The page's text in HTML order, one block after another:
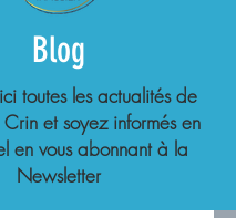
Blog
toutes les actualités de
et soyez informés en
en vous abonnant à la
Newsletter